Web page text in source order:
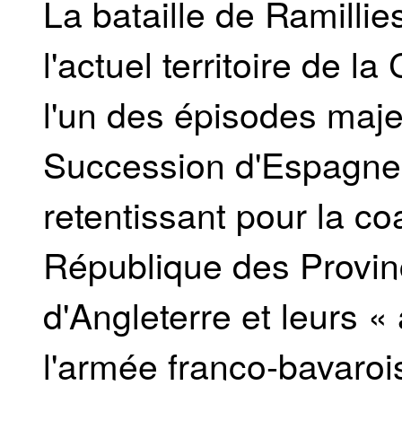
La bataille de
l'actuel territoire de la
l'un des épisodes
Succession
retentissant pour la
République des
d'Angleterre et leurs
l'armée franco-